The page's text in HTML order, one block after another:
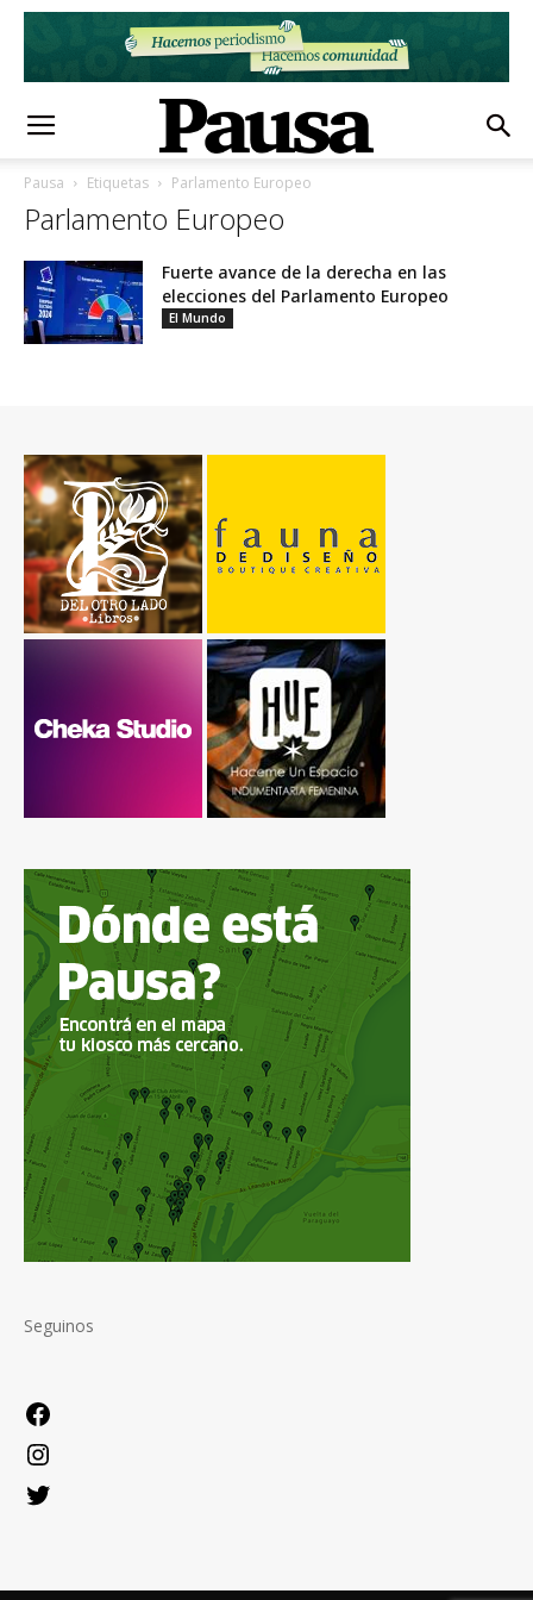
Pausa Etiquetas Parlamento Europeo
Parlamento Europeo
Fuerte avance de la derecha en las
elecciones del Parlamento Europeo
El Mundo
Seguinos